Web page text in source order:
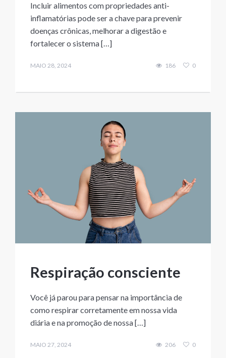
Incluir alimentos com propriedades anti-
inflamatórias pode ser a chave para prevenir
doenças crônicas, melhorar a digestão e
fortalecer o sistema […]
MAIO 28, 2024 186 0
Respiração consciente
Você já parou para pensar na importância de
como respirar corretamente em nossa vida
diária e na promoção de nossa […]
MAIO 27, 2024 206 0